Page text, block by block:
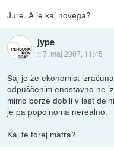
Jure. A je kaj novega?
jype
::7. maj 2007, 11:45
Saj je že ekonomist
odpuščenim enostavno ne
mimo borze dobili v last
je pa popolnoma nerealno.
Kaj te torej matra?